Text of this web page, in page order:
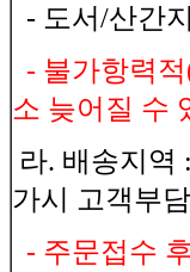
- 도서/산간
- 불가항력
소 늦어질 수
라. 배송지역
가시 고객부
- 주문접수